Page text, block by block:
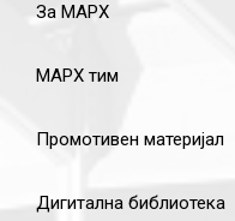
За МАРХ
МАРХ тим
Промотивен материјал
Дигитална библиотека